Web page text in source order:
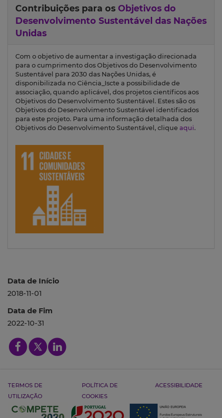
Contribuições para os Objetivos do
Desenvolvimento Sustentável das Nações
Unidas
Com o objetivo de aumentar a investigação direcionada
para o cumprimento dos Objetivos do Desenvolvimento
Sustentável para 2030 das Nações Unidas, é
disponibilizada no Ciência_Iscte a possibilidade de
associação, quando aplicável, dos projetos científicos aos
Objetivos do Desenvolvimento Sustentável. Estes são os
Objetivos do Desenvolvimento Sustentável identificados
para este projeto. Para uma informação detalhada dos
Objetivos do Desenvolvimento Sustentável, clique aqui.
Data de Início
2018-11-01
Data de Fim
2022-10-31
TERMOS DE
UTILIZAÇÃO
POLÍTICA DE
COOKIES
ACESSIBILIDADE